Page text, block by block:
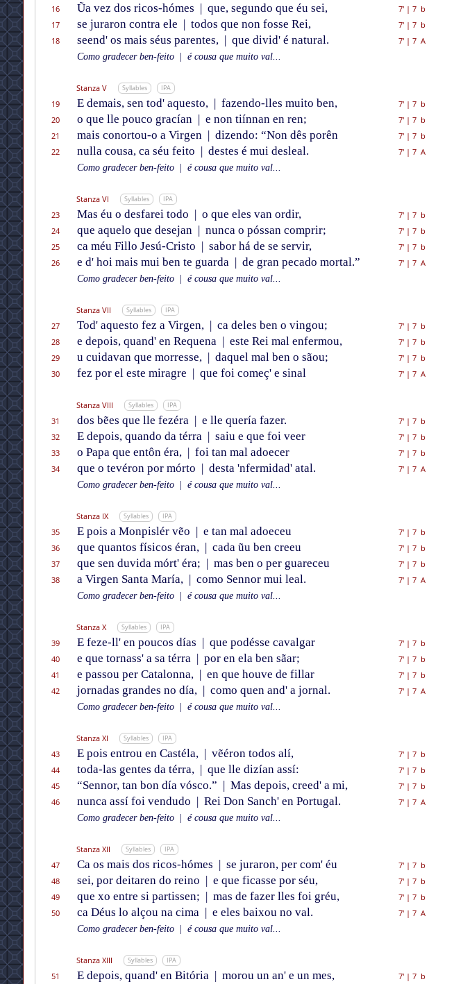
16
Ũa vez dos ricos-hómes | que, segundo que éu sei, 7'| 7 b
17
se juraron contra ele | todos que non fosse Rei, 7'| 7 b
18
seend' os mais séus parentes, | que divid' é natural. 7'| 7 A
Como gradecer ben-feito
é cousa que muito val...
Stanza V Syllables IPA
19 E demais, sen tod' aquesto, | fazendo-lles muito ben, 7'| 7 b
20
o que lle pouco gracían | e non tiínnan en ren; 7'| 7 b
21
mais conortou-o a Virgen | dizendo: “Non dês porên 7'| 7 b
22
nulla cousa, ca séu feito | destes é mui desleal. 7'| 7 A
Como gradecer ben-feito
é cousa que muito val...
Stanza VI Syllables IPA
23 Mas éu o desfarei todo | o que eles van ordir, 7'| 7 b
24
que aquelo que desejan | nunca o póssan comprir; 7'| 7 b
25
ca méu Fillo Jesú-Cristo | sabor há de se servir, 7'| 7 b
26
e d' hoi mais mui ben te guarda | de gran pecado mortal.” 7'| 7 A
Como gradecer ben-feito
é cousa que muito val...
Stanza VII Syllables IPA
27 Tod' aquesto fez a Virgen, | ca deles ben o vingou; 7'| 7 b
28
e depois, quand' en Requena | este Rei mal enfermou, 7'| 7 b
29
u cuidavan que morresse, | daquel mal ben o sãou; 7'| 7 b
30
fez por el este miragre | que foi começ' e sinal 7'| 7 A
Stanza VIII Syllables IPA
31 dos bẽes que lle fezéra | e lle quería fazer. 7'| 7 b
32
E depois, quando da térra | saiu e que foi veer 7'| 7 b
33
o Papa que entôn éra, | foi tan mal adoecer 7'| 7 b
34
que o tevéron por mórto | desta 'nfermidad' atal. 7'| 7 A
Como gradecer ben-feito
é cousa que muito val...
Stanza IX Syllables IPA
35 E pois a Monpislér vẽo | e tan mal adoeceu 7'| 7 b
36
que quantos físicos éran, | cada ũu ben creeu 7'| 7 b
37
que sen duvida mórt' éra; | mas ben o per guareceu 7'| 7 b
38
a Virgen Santa María, | como Sennor mui leal. 7'| 7 A
Como gradecer ben-feito
é cousa que muito val...
Stanza X Syllables IPA
39 E feze-ll' en poucos días | que podésse cavalgar 7'| 7 b
40
e que tornass' a sa térra | por en ela ben sãar; 7'| 7 b
41
e passou per Catalonna, | en que houve de fillar 7'| 7 b
42
jornadas grandes no día, | como quen and' a jornal. 7'| 7 A
Como gradecer ben-feito
é cousa que muito val...
Stanza XI Syllables IPA
43 E pois entrou en Castéla, | vẽéron todos alí, 7'| 7 b
44
toda-las gentes da térra, | que lle dizían assí: 7'| 7 b
45
“Sennor, tan bon día vósco.” | Mas depois, creed' a mi, 7'| 7 b
46
nunca assí foi vendudo | Rei Don Sanch' en Portugal. 7'| 7 A
Como gradecer ben-feito
é cousa que muito val...
Stanza XII Syllables IPA
47 Ca os mais dos ricos-hómes | se juraron, per com' éu 7'| 7 b
48
sei, por deitaren do reino | e que ficasse por séu, 7'| 7 b
49
que xo entre si partissen; | mas de fazer lles foi gréu, 7'| 7 b
50
ca Déus lo alçou na cima | e eles baixou no val. 7'| 7 A
Como gradecer ben-feito
é cousa que muito val...
Stanza XIII Syllables IPA
51 E depois, quand' en Bitória | morou un an' e un mes, 7'| 7 b